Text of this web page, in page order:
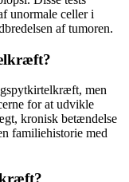
unormale celler i
af ​​tumoren.
men
for at udvikle
kronisk betændelse
familiehistorie med